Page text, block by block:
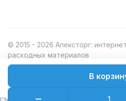
В
© 2015 - 2026 Апексторг:
расходных материалов